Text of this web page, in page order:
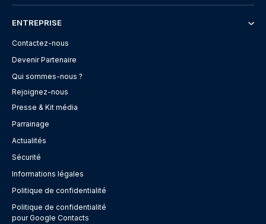
ENTREPRISE
Contactez-nous
Devenir Partenaire
Qui sommes-nous ?
Rejoignez-nous
Presse & Kit média
Parrainage
Actualités
Sécurité
Informations légales
Politique de confidentialité
Politique de confidentialité
pour Google Contacts